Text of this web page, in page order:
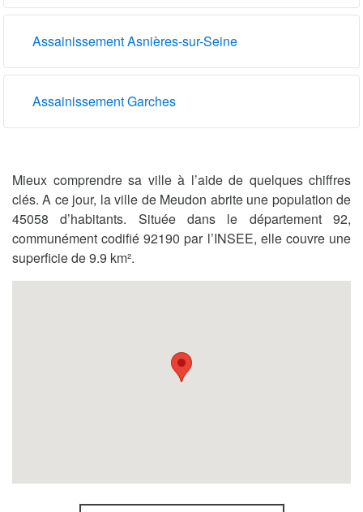
Assainissement Asnières-sur-Seine
Assainissement Garches
Mieux comprendre sa ville à l’aide de quelques chiffres
clés. A ce jour, la ville de Meudon abrite une population de
45058 d’habitants. Située dans le département 92,
communément codifié 92190 par l’INSEE, elle couvre une
superficie de 9.9 km².